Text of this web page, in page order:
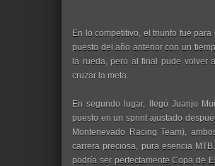
En lo competitivo, el triunfo fue
puesto del año anterior con un
la rueda, pero al final pude volver
cruzar la meta.
En segundo lugar, llegó Juanjo
puesto en un sprint ajustado
Montenevado Racing Team),
carrera preciosa, pura esencia
podría ser perfectamente Copa de